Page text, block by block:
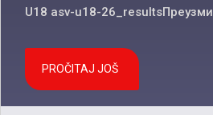
U18 asv-u18-26_resultsПреузми
PROČITAJ JOŠ